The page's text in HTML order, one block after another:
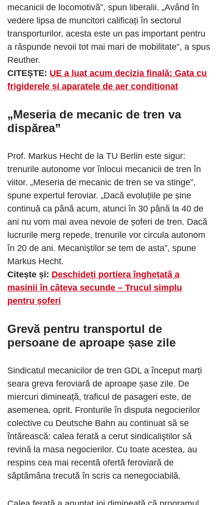
mecanicii de locomotivă”, spun liberalii. „Având în
vedere lipsa de muncitori calificați în sectorul
transporturilor, acesta este un pas important pentru
a răspunde nevoii tot mai mari de mobilitate”, a spus
Reuther.
CITEȘTE: UE a luat acum decizia finală: Gata cu
frigiderele și aparatele de aer condiționat
„Meseria de mecanic de tren va
dispărea”
Prof. Markus Hecht de la TU Berlin este sigur:
trenurile autonome vor înlocui mecanicii de tren în
viitor. „Meseria de mecanic de tren se va stinge”,
spune expertul feroviar. „Dacă evoluțiile pe șine
continuă ca până acum, atunci în 30 până la 40 de
ani nu vom mai avea nevoie de șoferi de tren. Dacă
lucrurile merg repede, trenurile vor circula autonom
în 20 de ani. Mecaniştilor se tem de asta”, spune
Markus Hecht.
Citește și: Deschideți portiera înghețată a
mașinii în câteva secunde – Trucul simplu
pentru șoferi
Grevă pentru transportul de
persoane de aproape șase zile
Sindicatul mecanicilor de tren GDL a început marți
seara greva feroviară de aproape șase zile. De
miercuri dimineață, traficul de pasageri este, de
asemenea, oprit. Fronturile în disputa negocierilor
colective cu Deutsche Bahn au continuat să se
întărească: calea ferată a cerut sindicaliştilor să
revină la masa negocierilor. Cu toate acestea, au
respins cea mai recentă ofertă feroviară de
săptămâna trecută în scris ca nenegociabilă.